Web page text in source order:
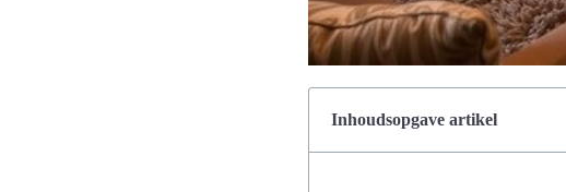
Inhoudsopgave artikel